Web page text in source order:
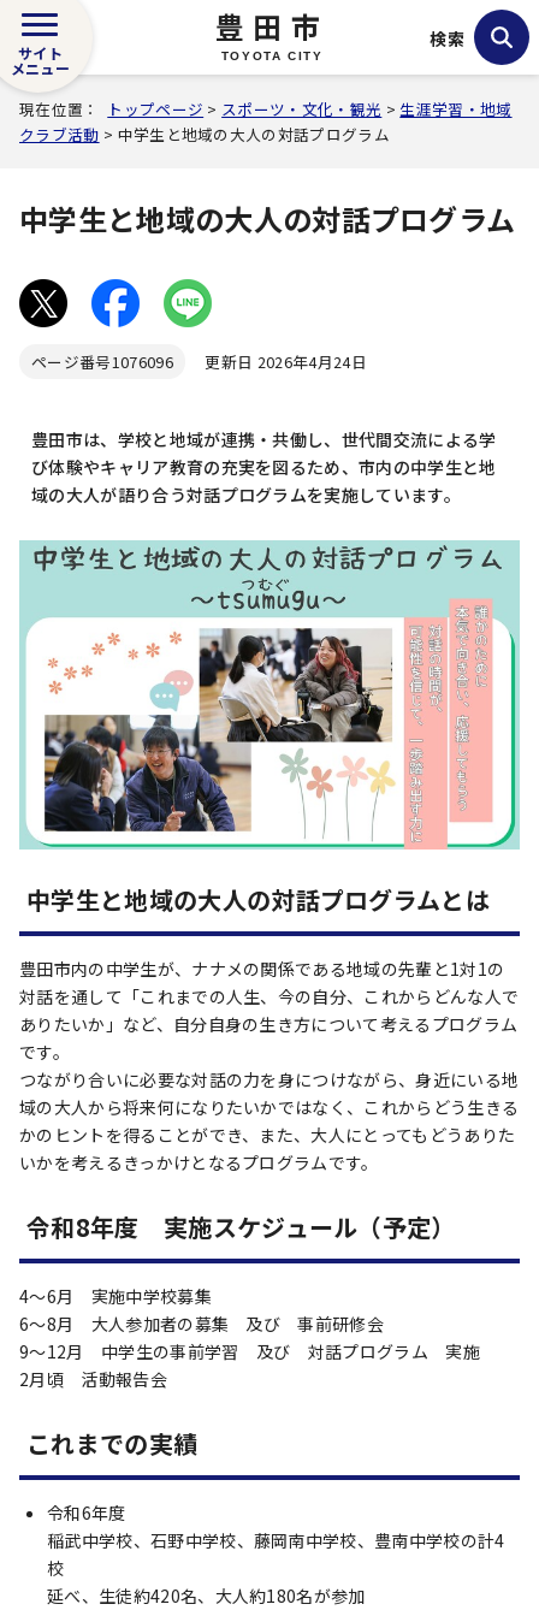
豊田市
TOYOTA CITY
サイト
メニュー
検索
現在位置： トップページ > スポーツ・文化・観光 > 生涯学習・地域
クラブ活動 > 中学生と地域の大人の対話プログラム
中学生と地域の大人の対話プログラム
ページ番号1076096 更新日 2026年4月24日
豊田市は、学校と地域が連携・共働し、世代間交流による学
び体験やキャリア教育の充実を図るため、市内の中学生と地
域の大人が語り合う対話プログラムを実施しています。
中学生と地域の大人の対話プログラムとは
豊田市内の中学生が、ナナメの関係である地域の先輩と1対1の
対話を通して「これまでの人生、今の自分、これからどんな人で
ありたいか」など、自分自身の生き方について考えるプログラム
です。
つながり合いに必要な対話の力を身につけながら、身近にいる地
域の大人から将来何になりたいかではなく、これからどう生きる
かのヒントを得ることができ、また、大人にとってもどうありた
いかを考えるきっかけとなるプログラムです。
令和8年度 実施スケジュール（予定）
4～6月 実施中学校募集
6～8月 大人参加者の募集 及び 事前研修会
9～12月 中学生の事前学習 及び 対話プログラム 実施
2月頃 活動報告会
これまでの実績
令和6年度
稲武中学校、石野中学校、藤岡南中学校、豊南中学校の計4
校
延べ、生徒約420名、大人約180名が参加